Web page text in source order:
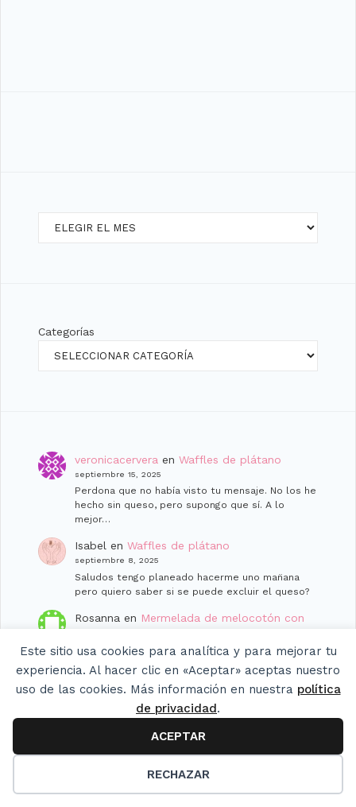
Este sitio usa cookies para analítica y para mejorar tu
experiencia. Al hacer clic en «Aceptar» aceptas nuestro
uso de las cookies. Más información en nuestra política
de privacidad.
ACEPTAR
RECHAZAR
Categorías
veronicacervera en Waffles de plátano
septiembre 15, 2025
Perdona que no había visto tu mensaje. No los he
hecho sin queso, pero supongo que sí. A lo
mejor…
Isabelen Waffles de plátano
septiembre 8, 2025
Saludos tengo planeado hacerme uno man̈ana
pero quiero saber si se puede excluir el queso?
Rosanna en Mermelada de melocotón con
agosto 22, 2025
Vero, qué delicia de ingredientes, personalmente
amo esa mezcla de gengibre con cúrcuma, la
hacía como infusión con flor de…
Maribel GarcíaenMermelada de melocotón
con jengibre y cúrcuma
Me encanta la mermelada de melocotón. Es de
especias, está más rica…